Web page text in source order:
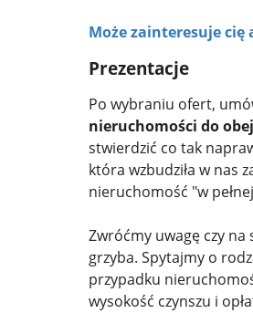
Może zainteresuje
Prezentacje
Po wybraniu ofert,
nieruchomości do
stwierdzić co tak
która wzbudziła w nas
nieruchomość "w
Zwróćmy uwagę czy na
grzyba. Spytajmy o
przypadku
wysokość czynszu i